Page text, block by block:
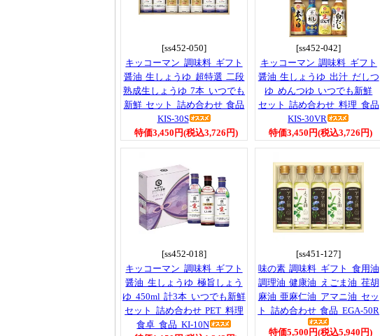
[ss452-050]
キッコーマン 調味料 ギフト
醤油 生しょうゆ 超特選 二段
熟成生しょうゆ 7本 いつでも
新鮮 セット 詰め合わせ 食品
KIS-30S
特価3,450円(税込3,726円)
[ss452-042]
キッコーマン 調味料 ギフト
醤油 生しょうゆ 出汁 だしつ
ゆ めんつゆ いつでも新鮮
セット 詰め合わせ 料理 食品
KIS-30VR
特価3,450円(税込3,726円)
[ss452-018]
キッコーマン 調味料 ギフト
醤油 生しょうゆ 極旨しょう
ゆ 450ml 計3本 いつでも新鮮
セット 詰め合わせ PET 料理
食卓 食品 KI-10N
[ss451-127]
味の素 調味料 ギフト 食用油
調理油 健康油 えごま油 荏胡
麻油 亜麻仁油 アマニ油 セッ
ト 詰め合わせ 食品 EGA-50R
特価5,500円(税込5,940円)